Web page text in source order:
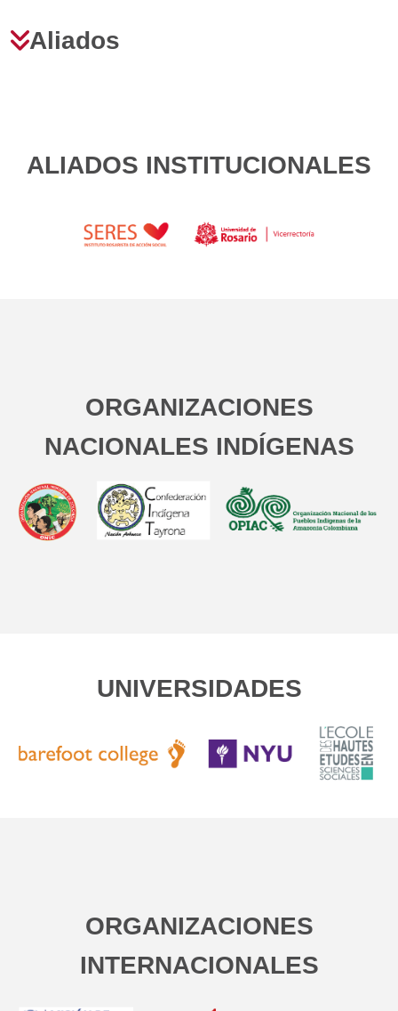
Aliados
ALIADOS INSTITUCIONALES
ORGANIZACIONES
NACIONALES INDÍGENAS
UNIVERSIDADES
ORGANIZACIONES
INTERNACIONALES